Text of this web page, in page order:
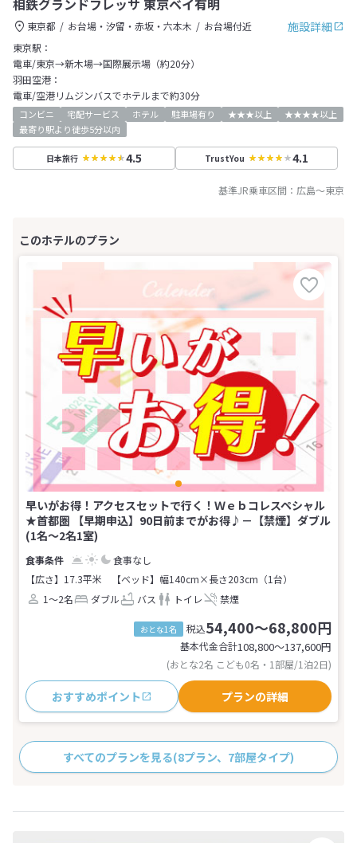
施設詳細
東京都 お台場・汐留・赤坂・六本木
お台場付近
東京駅：
電車/東京→新木場→国際展示場（約20分）
羽田空港：
電車/空港リムジンバスでホテルまで約30分
コンビニ 宅配サービス ホテル 駐車場有り ★★★以上
★★★★以上
最寄り駅より徒歩5分以内
日本旅行 4.5 TrustYou 4.1
基準JR乗車区間： 広島～東京
早いがお得！アクセスセットで行く！Ｗｅｂコレスペシャル
★首都圏 【早期申込】90日前までがお得♪－【禁煙】ダブル
(1名～2名1室)
食事なし
【広さ】17.3平米
【ベッド】幅140cm×長さ203cm（1台）
1～2名
ダブル バス トイレ 禁煙
おとな1名 税込54,400～68,800円
基本代金合計108,800〜137,600円
(おとな2名 こども0名・1部屋/1泊2日)
おすすめポイント プランの詳細
すべてのプランを見る(8プラン、7部屋タイプ)